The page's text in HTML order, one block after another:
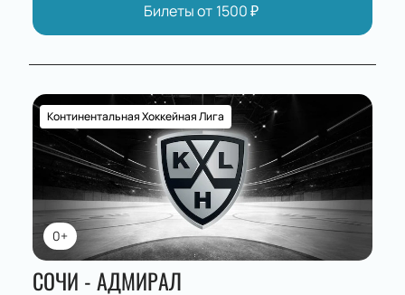
Билеты от 1500₽
0+
Континентальная Хоккейная Лига
СОЧИ - АДМИРАЛ